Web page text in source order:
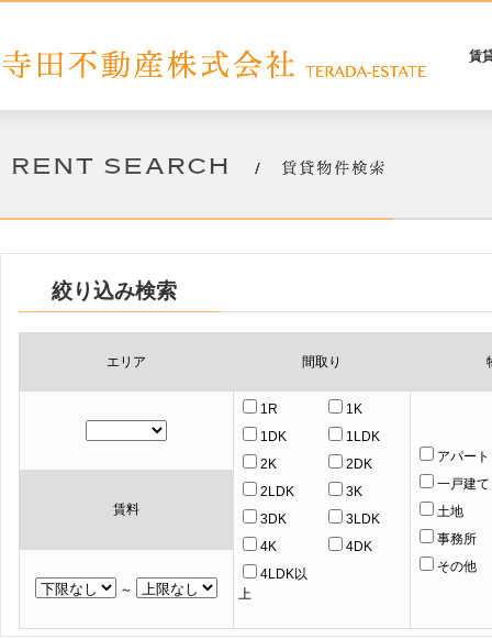
賃
絞り込み検索
エリア 間取り
1R
1K
1DK
1LDK
2K
2DK
2LDK
3K
3DK
3LDK
4K
4DK
4LDK以
上
アパート
一戸建て
土地
事務所
その他
賃料
～